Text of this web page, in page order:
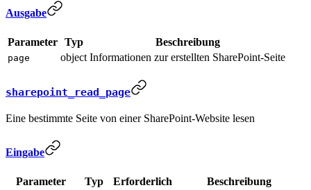
Ausgabe
Parameter Typ Beschreibung
page object Informationen zur erstellten SharePoint-Seite
sharepoint_read_page
Eine bestimmte Seite von einer SharePoint-Website lesen
Eingabe
Parameter Typ Erforderlich Beschreibung